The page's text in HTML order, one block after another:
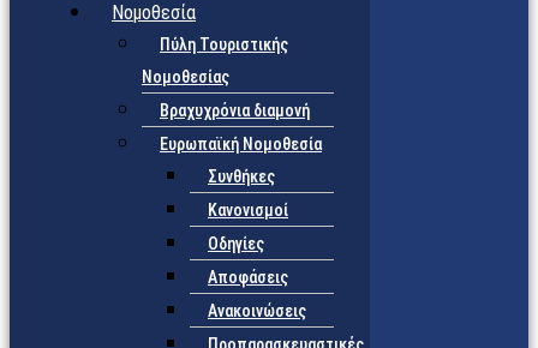
Νομοθεσία
Πύλη Τουριστικής
Νομοθεσίας
Βραχυχρόνια διαμονή
Ευρωπαϊκή Νομοθεσία
Συνθήκες
Κανονισμοί
Οδηγίες
Αποφάσεις
Ανακοινώσεις